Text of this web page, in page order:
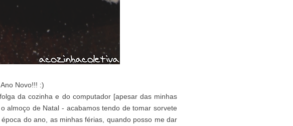
Novo!!! :)
da cozinha e do computador [apesar das minhas
almoço de Natal - acabamos tendo de tomar sorvete
do ano, as minhas férias, quando posso me dar